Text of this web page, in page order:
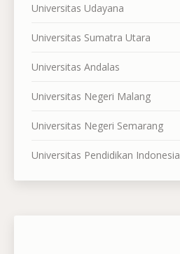
Universitas Udayana
Universitas Sumatra Utara
Universitas Andalas
Universitas Negeri Malang
Universitas Negeri Semarang
Universitas Pendidikan Indonesia